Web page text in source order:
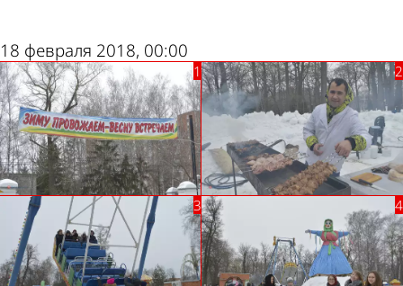
18 февраля 2018, 00:00